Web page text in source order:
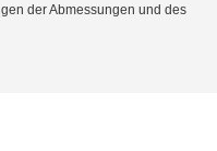
der Abmessungen und des